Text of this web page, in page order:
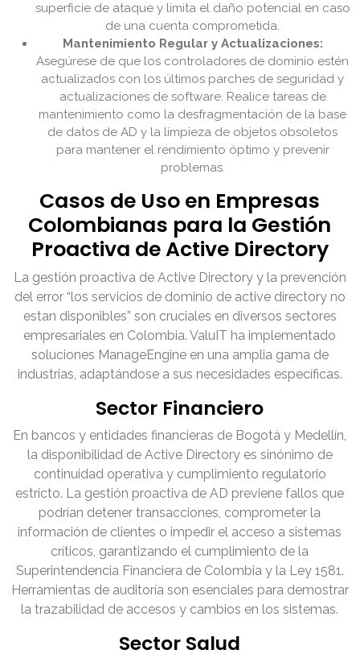
superficie de ataque y limita el daño potencial en caso
de una cuenta comprometida.
Mantenimiento Regular y Actualizaciones:
Asegúrese de que los controladores de dominio estén
actualizados con los últimos parches de seguridad y
actualizaciones de software. Realice tareas de
mantenimiento como la desfragmentación de la base
de datos de AD y la limpieza de objetos obsoletos
para mantener el rendimiento óptimo y prevenir
problemas.
Casos de Uso en Empresas
Colombianas para la Gestión
Proactiva de Active Directory
La gestión proactiva de Active Directory y la prevención
del error “los servicios de dominio de active directory no
estan disponibles” son cruciales en diversos sectores
empresariales en Colombia. ValuIT ha implementado
soluciones ManageEngine en una amplia gama de
industrias, adaptándose a sus necesidades específicas.
Sector Financiero
En bancos y entidades financieras de Bogotá y Medellín,
la disponibilidad de Active Directory es sinónimo de
continuidad operativa y cumplimiento regulatorio
estricto. La gestión proactiva de AD previene fallos que
podrían detener transacciones, comprometer la
información de clientes o impedir el acceso a sistemas
críticos, garantizando el cumplimiento de la
Superintendencia Financiera de Colombia y la Ley 1581.
Herramientas de auditoría son esenciales para demostrar
la trazabilidad de accesos y cambios en los sistemas.
Sector Salud